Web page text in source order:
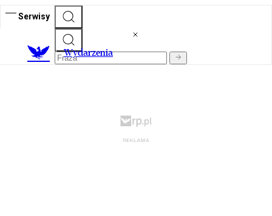
Serwisy
Wydarzenia